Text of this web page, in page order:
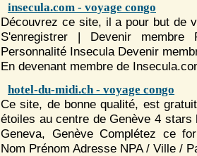
insecula.com - voyage congo
Découvrez ce site, il a pour but de
S'enregistrer | Devenir membre
Personnalité Insecula Devenir
En devenant membre de
hotel-du-midi.ch - voyage congo
Ce site, de bonne qualité, est
étoiles au centre de Genève 4
Geneva, Genève Complétez ce
Nom Prénom Adresse NPA / Ville /